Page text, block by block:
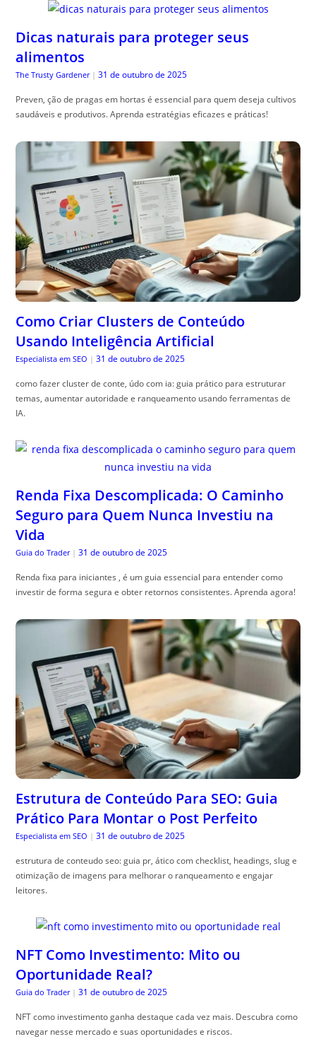
Dicas naturais para proteger seus
alimentos
The Trusty Gardener | 31 de outubro de 2025
Preven, ção de pragas em hortas é essencial para quem deseja cultivos
saudáveis e produtivos. Aprenda estratégias eficazes e práticas!
Como Criar Clusters de Conteúdo
Usando Inteligência Artificial
Especialista em SEO | 31 de outubro de 2025
como fazer cluster de conte, údo com ia: guia prático para estruturar
temas, aumentar autoridade e ranqueamento usando ferramentas de
IA.
Renda Fixa Descomplicada: O Caminho
Seguro para Quem Nunca Investiu na
Vida
Guia do Trader | 31 de outubro de 2025
Renda fixa para iniciantes , é um guia essencial para entender como
investir de forma segura e obter retornos consistentes. Aprenda agora!
Estrutura de Conteúdo Para SEO: Guia
Prático Para Montar o Post Perfeito
Especialista em SEO | 31 de outubro de 2025
estrutura de conteudo seo: guia pr, ático com checklist, headings, slug e
otimização de imagens para melhorar o ranqueamento e engajar
leitores.
NFT Como Investimento: Mito ou
Oportunidade Real?
Guia do Trader | 31 de outubro de 2025
NFT como investimento ganha destaque cada vez mais. Descubra como
navegar nesse mercado e suas oportunidades e riscos.